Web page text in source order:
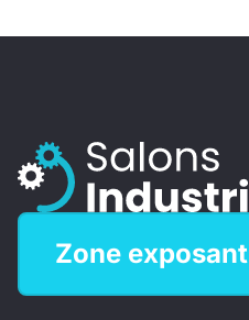
Zone exposant